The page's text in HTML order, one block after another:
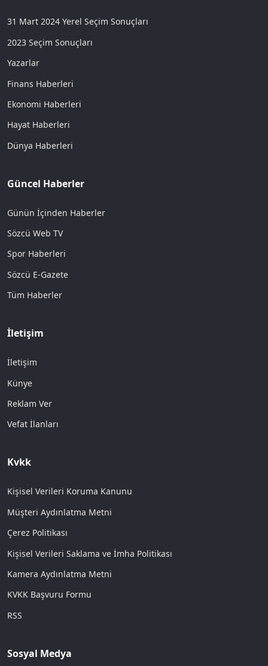
31 Mart 2024 Yerel Seçim Sonuçları
2023 Seçim Sonuçları
Yazarlar
Finans Haberleri
Ekonomi Haberleri
Hayat Haberleri
Dünya Haberleri
Güncel Haberler
Günün İçinden Haberler
Sözcü Web TV
Spor Haberleri
Sözcü E-Gazete
Tüm Haberler
İletişim
İletişim
Künye
Reklam Ver
Vefat İlanları
Kvkk
Kişisel Verileri Koruma Kanunu
Müşteri Aydınlatma Metni
Çerez Politikası
Kişisel Verileri Saklama ve İmha Politikası
Kamera Aydınlatma Metni
KVKK Başvuru Formu
RSS
Sosyal Medya